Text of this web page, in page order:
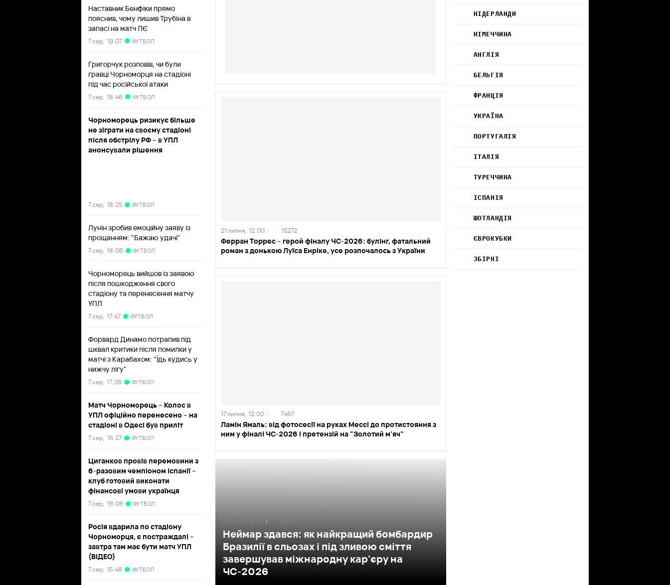
Наставник Бенфіки прямо
пояснив, чому лишив Трубіна в
запасі на матч ЛЄ
7 сер, 19:07 ФУТБОЛ
Григорчук розповів, чи були
гравці Чорноморця на стадіоні
під час російської атаки
7 сер, 18:46 ФУТБОЛ
Чорноморець ризикує більше
не зіграти на своєму стадіоні
після обстрілу РФ – в УПЛ
анонсували рішення
7 сер, 18:25 ФУТБОЛ
Лунін зробив емоційну заяву із
прощанням: "Бажаю удачі"
7 сер, 18:06 ФУТБОЛ
Чорноморець вийшов із заявою
після пошкодження свого
стадіону та перенесення матчу
УПЛ
7 сер, 17:47 ФУТБОЛ
Форвард Динамо потрапив під
шквал критики після помилки у
матчі з Карабахом: "Їдь кудись у
нижчу лігу"
7 сер, 17:26 ФУТБОЛ
Матч Чорноморець – Колос в
УПЛ офіційно перенесено – на
стадіоні в Одесі був приліт
7 сер, 16:27 ФУТБОЛ
Циганков провів перемовини з
6-разовим чемпіоном Іспанії –
клуб готовий виконати
фінансові умови українця
7 сер, 16:08 ФУТБОЛ
Росія вдарила по стадіону
Чорноморця, є постраждалі –
завтра там має бути матч УПЛ
(ВІДЕО)
7 сер, 15:48 ФУТБОЛ
Ферран Торрес – герой фіналу ЧС-2026: булінг, фатальний
роман з донькою Луїса Енріке, усе розпочалось з України
21 липня, 12:00 / 15272
Ламін Ямаль: від фотосесії на руках Мессі до протистояння з
ним у фіналі ЧС-2026 і претензій на "Золотий м'яч"
17 липня, 12:00 / 7467
Неймар здався: як найкращий бомбардир
Бразилії в сльозах і під зливою сміття
завершував міжнародну кар'єру на
ЧС-2026
/
НІДЕРЛАНДИ
НІМЕЧЧИНА
АНГЛІЯ
БЕЛЬГІЯ
ФРАНЦІЯ
УКРАЇНА
ПОРТУГАЛІЯ
ІТАЛІЯ
ТУРЕЧЧИНА
ІСПАНІЯ
ШОТЛАНДІЯ
ЄВРОКУБКИ
ЗБІРНІ